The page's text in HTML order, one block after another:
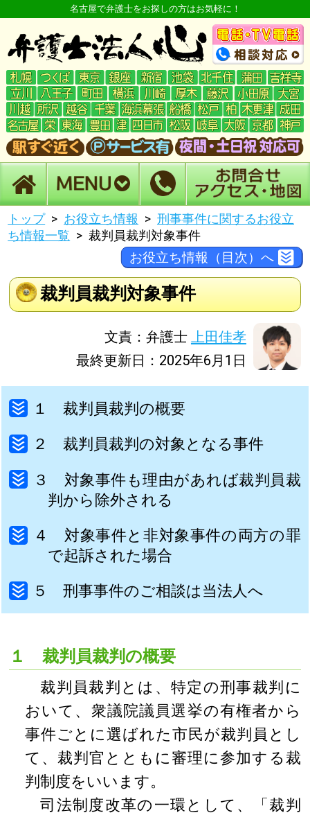
名古屋で弁護士をお探しの方はお気軽に！
トップ お役立ち情報
刑事事件に関するお役立
ち情報一覧
裁判員裁判対象事件
お役立ち情報（目次）へ
裁判員裁判対象事件
文責：弁護士 上田佳孝
最終更新日：2025年6月1日
１ 裁判員裁判の概要
２ 裁判員裁判の対象となる事件
３ 対象事件も理由があれば裁判員裁
判から除外される
４ 対象事件と非対象事件の両方の罪
で起訴された場合
５ 刑事事件のご相談は当法人へ
１ 裁判員裁判の概要
裁判員裁判とは、特定の刑事裁判に
おいて、衆議院議員選挙の有権者から
事件ごとに選ばれた市民が裁判員とし
て、裁判官とともに審理に参加する裁
判制度をいいます。
司法制度改革の一環として、「裁判